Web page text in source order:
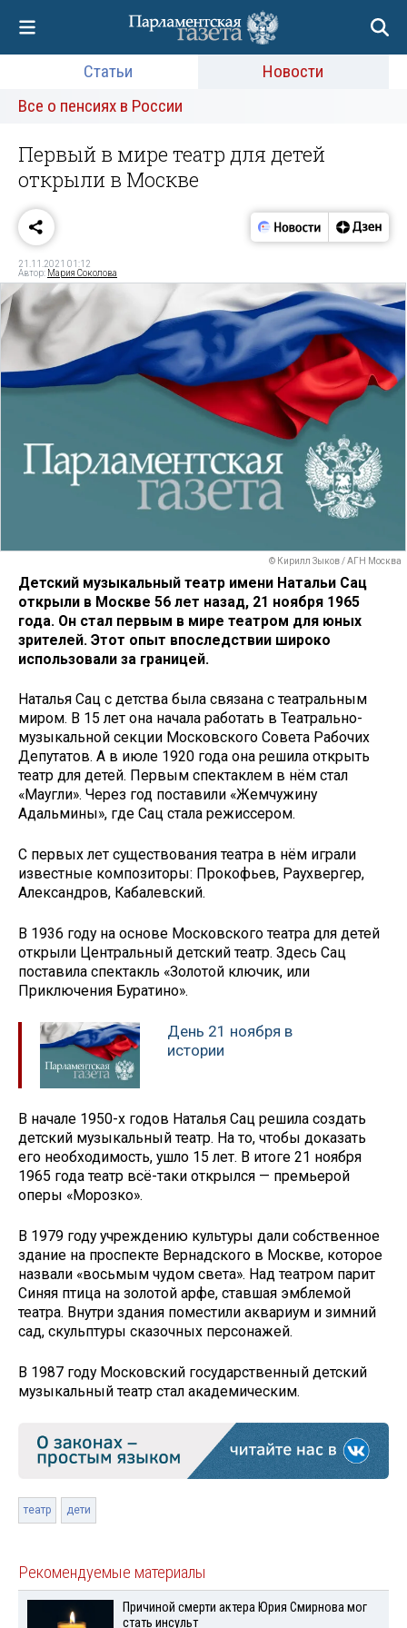
Статьи
Новости
Все о пенсиях в России
Первый в мире театр для детей
открыли в Москве
21.11.2021 01:12
Автор: Мария Соколова
© Кирилл Зыков / АГН Москва
Детский музыкальный театр имени Натальи Сац
открыли в Москве 56 лет назад, 21 ноября 1965
года. Он стал первым в мире театром для юных
зрителей. Этот опыт впоследствии широко
использовали за границей.
Наталья Сац с детства была связана с театральным
миром. В 15 лет она начала работать в Театрально-
музыкальной секции Московского Совета Рабочих
Депутатов. А в июле 1920 года она решила открыть
театр для детей. Первым спектаклем в нём стал
«Маугли». Через год поставили «Жемчужину
Адальмины», где Сац стала режиссером.
С первых лет существования театра в нём играли
известные композиторы: Прокофьев, Раухвергер,
Александров, Кабалевский.
В 1936 году на основе Московского театра для детей
открыли Центральный детский театр. Здесь Сац
поставила спектакль «Золотой ключик, или
Приключения Буратино».
День 21 ноября в
истории
В начале 1950-х годов Наталья Сац решила создать
детский музыкальный театр. На то, чтобы доказать
его необходимость, ушло 15 лет. В итоге 21 ноября
1965 года театр всё-таки открылся — премьерой
оперы «Морозко».
В 1979 году учреждению культуры дали собственное
здание на проспекте Вернадского в Москве, которое
назвали «восьмым чудом света». Над театром парит
Синяя птица на золотой арфе, ставшая эмблемой
театра. Внутри здания поместили аквариум и зимний
сад, скульптуры сказочных персонажей.
В 1987 году Московский государственный детский
музыкальный театр стал академическим.
театр дети
Рекомендуемые материалы
Причиной смерти актера Юрия Смирнова мог
стать инсульт